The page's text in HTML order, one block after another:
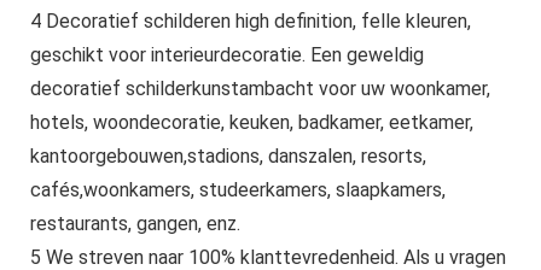
4 Decoratief schilderen high definition, felle kleuren,
geschikt voor interieurdecoratie. Een geweldig
decoratief schilderkunstambacht voor uw woonkamer,
hotels, woondecoratie, keuken, badkamer, eetkamer,
kantoorgebouwen,stadions, danszalen, resorts,
cafés,woonkamers, studeerkamers, slaapkamers,
restaurants, gangen, enz.
5 We streven naar 100% klanttevredenheid. Als u vragen